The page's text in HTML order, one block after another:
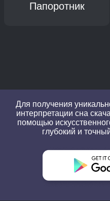
Папоротник
Для получения
интерпретации сна
помощью
глубокий и